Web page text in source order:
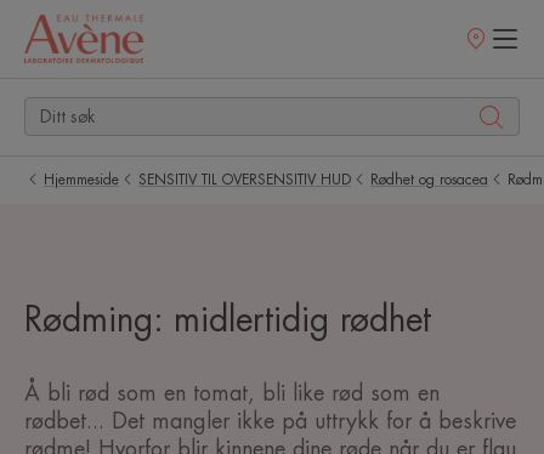
Utsalgssteder
Hjemmeside SENSITIV TIL OVERSENSITIV HUD Rødhet og rosacea
Rødming: midlertidig rødhet
Å bli rød som en tomat, bli like rød som en
rødbet... Det mangler ikke på uttrykk for å beskrive
rødme! Hvorfor blir kinnene dine røde når du er flau